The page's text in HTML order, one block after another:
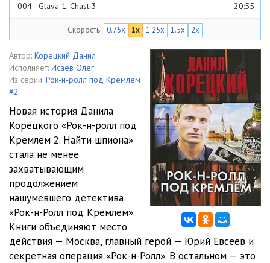
004 - Glava 1. Chast 3 20:55
005 - Glava 1. Chast 4
006 - Glava 1. Chast 5
007 - Glava 1. Chast 6 07:37
12:36
009 - Glava 1. Chast 8 06:31
010 - Glava 1. Chast 9 15:12
011 - Glava 1. Chast 10 16:13
012 - Glava 1. Chast 11 14:15
013 - Glava 1. Chast 12
014 - Glava 1. Chast 13 21:25
Скорость 0.75x 1x 1.25x 1.5x 2x
Автор: Корецкий Данил
Исполняет: Исаев Олег
Из серии: Рок-н-ролл под Кремлём
#2
Новая история Данила
Корецкого «Рок-н-ролл под
Кремлем 2. Найти шпиона»
стала не менее
захватывающим
продолжением
нашумевшего детектива
«Рок-н-Ролл под Кремлем».
Книги объединяют место
действия — Москва, главный герой — Юрий Евсеев и
секретная операция «Рок-н-Ролл». В остальном — это